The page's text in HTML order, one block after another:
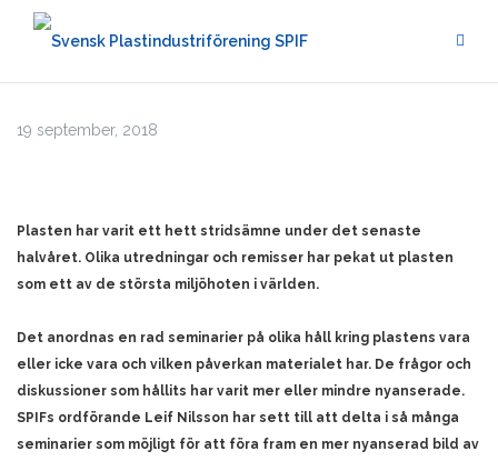
Hoppa
19 september, 2018
Plasten har varit ett hett stridsämne under det senaste
halvåret. Olika utredningar och remisser har pekat ut plasten
som ett av de största miljöhoten i världen.
Det anordnas en rad seminarier på olika håll kring plastens vara
eller icke vara och vilken påverkan materialet har. De frågor och
diskussioner som hållits har varit mer eller mindre nyanserade.
SPIFs ordförande Leif Nilsson har sett till att delta i så många
seminarier som möjligt för att föra fram en mer nyanserad bild av